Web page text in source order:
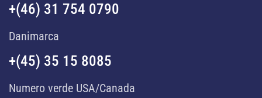
+(46) 31 754 0790
Danimarca
+(45) 35 15 8085
Numero verde USA/Canada